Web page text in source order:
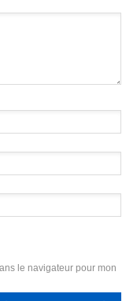
le navigateur pour mon